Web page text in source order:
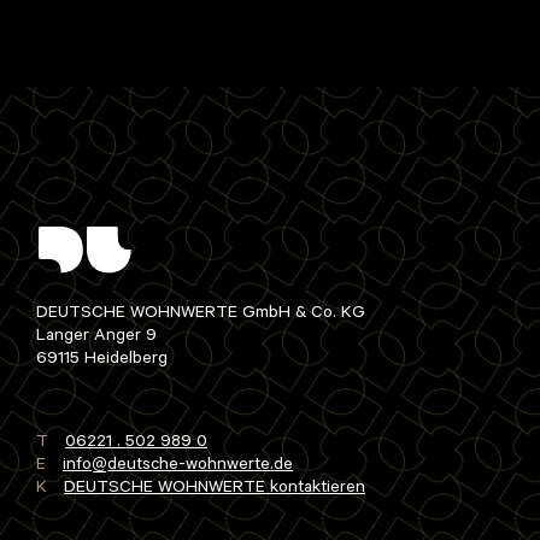
DEUTSCHE WOHNWERTE GmbH & Co. KG
Langer Anger 9
69115 Heidelberg
T
06221 . 502 989 0
E
info deutsche-wohnwertede
K
DEUTSCHE WOHNWERTE kontaktieren